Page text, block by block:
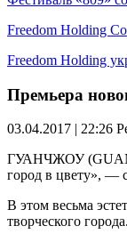
Freedom Holding
Freedom Holding
Премьера
03.04.2017 | 22:26
ГУАНЧЖОУ
город в цвету», —
В этом весьма
творческого